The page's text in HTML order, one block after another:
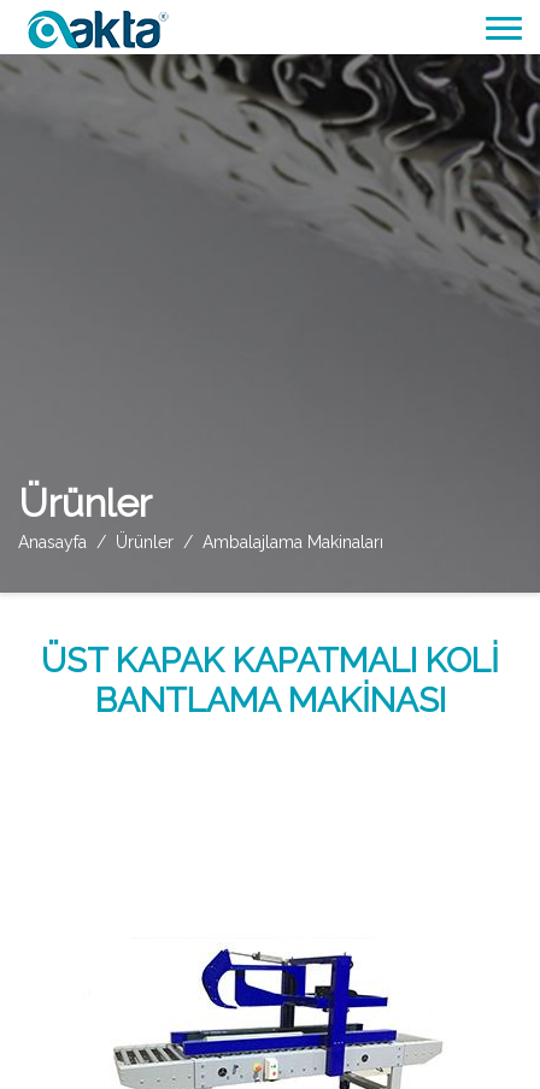
Ürünler
Anasayfa Ürünler Ambalajlama Makinaları
ÜST KAPAK KAPATMALI KOLİ
BANTLAMA MAKİNASI